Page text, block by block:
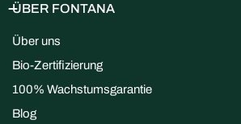
ÜBER FONTANA
Über uns
Bio-Zertifizierung
100% Wachstumsgarantie
Blog